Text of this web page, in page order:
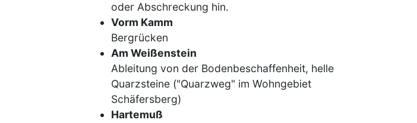
oder Abschreckung hin.
Vorm Kamm
Bergrücken
Am Weißenstein
Ableitung von der Bodenbeschaffenheit, helle
Quarzsteine ("Quarzweg" im Wohngebiet
Schäfersberg)
Hartemuß